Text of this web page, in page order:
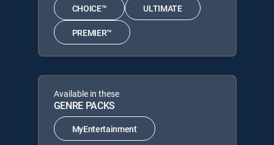
CHOICE™ ULTIMATE
PREMIER™
Available in these
GENRE PACKS
MyEntertainment